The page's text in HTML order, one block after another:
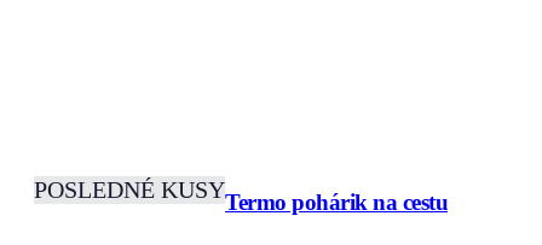
POSLEDNÉ KUSYTermo pohárik na cestu